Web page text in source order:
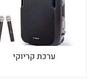
ערכת קריוקי